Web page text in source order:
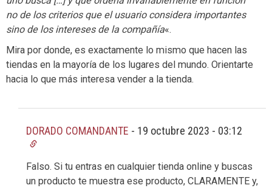
no de los criterios que el usuario considera importantes
sino de los intereses de la compañía«.
Mira por donde, es exactamente lo mismo que hacen las
tiendas en la mayoría de los lugares del mundo. Orientarte
hacia lo que más interesa vender a la tienda.
DORADO COMANDANTE - 19 octubre 2023 - 03:12
Falso. Si tu entras en cualquier tienda online y buscas
un producto te muestra ese producto, CLARAMENTE y,